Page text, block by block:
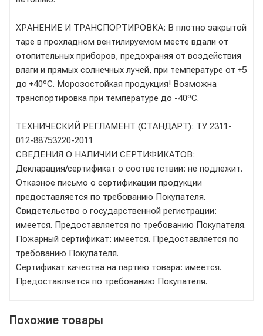
ХРАНЕНИЕ И ТРАНСПОРТИРОВКА: В плотно закрытой
таре в прохладном вентилируемом месте вдали от
отопительных приборов, предохраняя от воздействия
влаги и прямых солнечных лучей, при температуре от +5
до +40ºС. Морозостойкая продукция! Возможна
транспортировка при температуре до -40ºС.
ТЕХНИЧЕСКИЙ РЕГЛАМЕНТ (СТАНДАРТ): ТУ 2311-
012-88753220-2011
СВЕДЕНИЯ О НАЛИЧИИ СЕРТИФИКАТОВ:
Декларация/сертификат о соответствии: не подлежит.
Отказное письмо о сертификации продукции
предоставляется по требованию Покупателя.
Свидетельство о государственной регистрации:
имеется. Предоставляется по требованию Покупателя.
Пожарный сертификат: имеется. Предоставляется по
требованию Покупателя.
Сертификат качества на партию товара: имеется.
Предоставляется по требованию Покупателя.
Похожие товары